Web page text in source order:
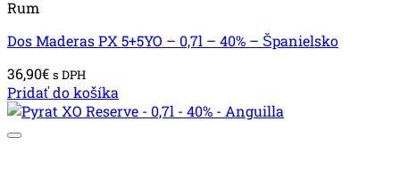
Rum
Dos Maderas PX 5+5YO – 0,7l – 40% – Španielsko
36,90€ s DPH
Pridať do košíka